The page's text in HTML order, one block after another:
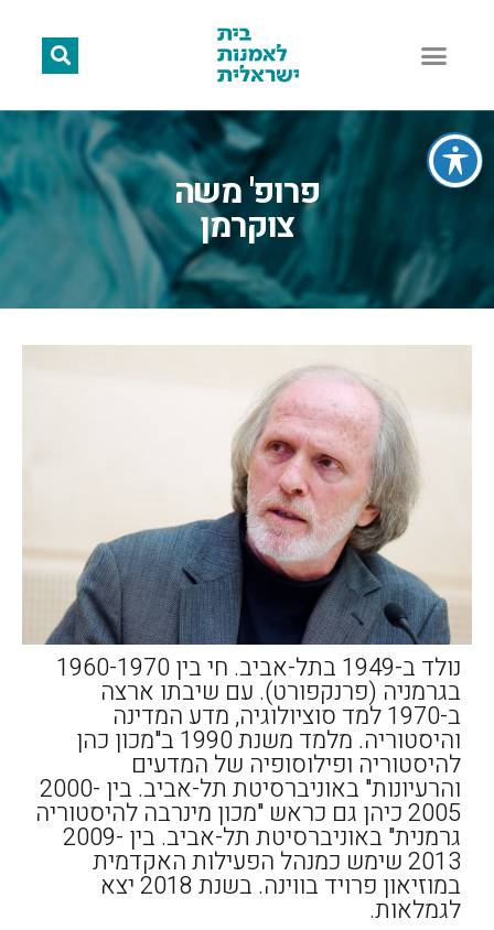
פרופ' משה
צוקרמן
נולד ב-1949 בתל-אביב. חי בין 1960-1970
בגרמניה (פרנקפורט). עם שיבתו ארצה
ב-1970 למד סוציולוגיה, מדע המדינה
והיסטוריה. מלמד משנת 1990 ב"מכון כהן
להיסטוריה ופילוסופיה של המדעים
והרעיונות" באוניברסיטת תל-אביב. בין 2000-
2005 כיהן גם כראש "מכון מינרבה להיסטוריה
גרמנית" באוניברסיטת תל-אביב. בין 2009-
2013 שימש כמנהל הפעילות האקדמית
במוזיאון פרויד בווינה. בשנת 2018 יצא
לגמלאות.